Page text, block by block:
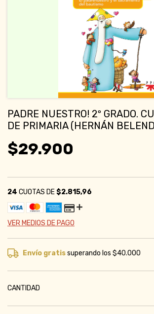
PADRE NUESTRO! 2º GRADO.
DE PRIMARIA (HERNÁN
$29.900
24 CUOTAS DE$2.815,96
VER MEDIOS DE PAGO
Envío gratissuperando los$40.000
CANTIDAD